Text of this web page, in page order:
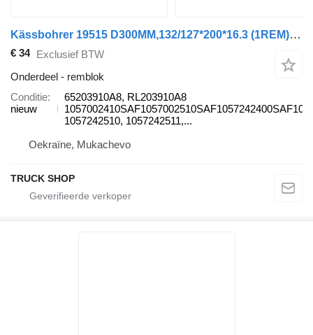
Kässbohrer 19515 D300MM,132/127*200*16.3 (1REM) FOMAR / ROULUNDS 65203910A8 remblok voor Kässbohrer SAF-JUMBO aanhanger
€ 34 Exclusief BTW
Onderdeel - remblok
Conditie
nieuw
65203910A8, RL203910A8
1057242510, 1057242511,...
Oekraïne, Mukachevo
TRUCK SHOP